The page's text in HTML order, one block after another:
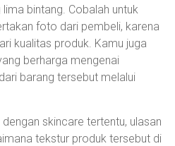
bintang. Cobalah untuk
foto dari pembeli, karena
kualitas produk. Kamu juga
berharga mengenai
barang tersebut melalui
skincare tertentu, ulasan
tekstur produk tersebut di